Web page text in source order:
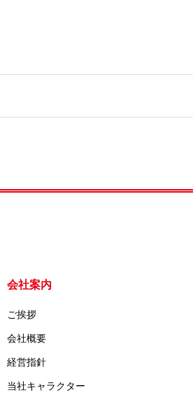
会社案内
ご挨拶
会社概要
経営指針
当社キャラクター